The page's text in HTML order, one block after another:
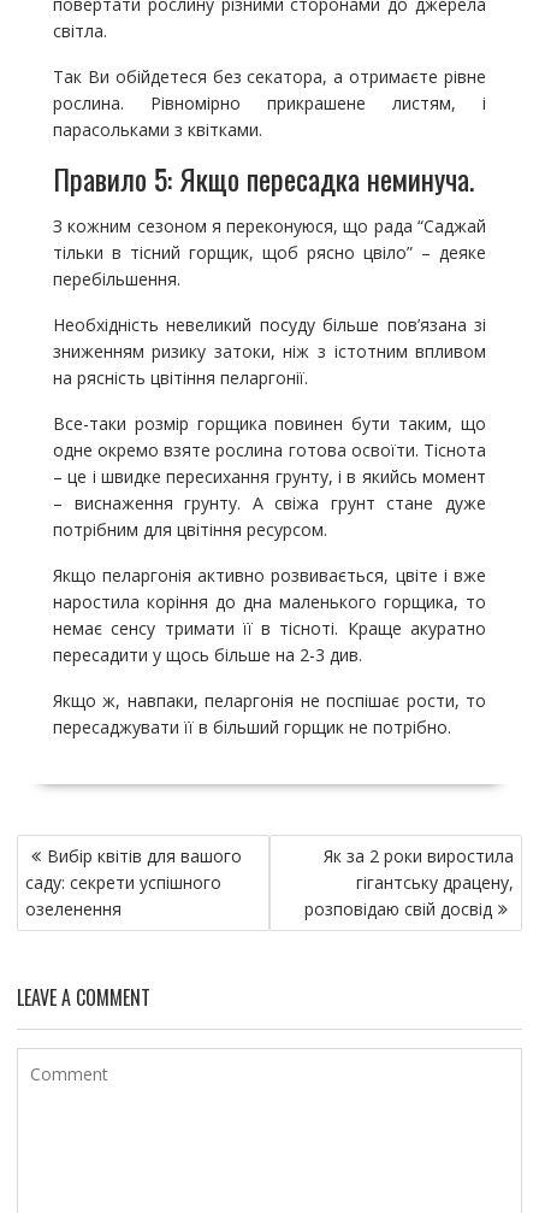
світла.
Так Ви обійдетеся без секатора, а отримаєте рівне
рослина. Рівномірно прикрашене листям, і
парасольками з квітками.
Правило 5: Якщо пересадка неминуча.
З кожним сезоном я переконуюся, що рада “Саджай
тільки в тісний горщик, щоб рясно цвіло” – деяке
перебільшення.
Необхідність невеликий посуду більше пов’язана зі
зниженням ризику затоки, ніж з істотним впливом
на рясність цвітіння пеларгонії.
Все-таки розмір горщика повинен бути таким, що
одне окремо взяте рослина готова освоїти. Тіснота
– це і швидке пересихання грунту, і в якийсь момент
– виснаження грунту. А свіжа грунт стане дуже
потрібним для цвітіння ресурсом.
Якщо пеларгонія активно розвивається, цвіте і вже
наростила коріння до дна маленького горщика, то
немає сенсу тримати її в тісноті. Краще акуратно
пересадити у щось більше на 2-3 див.
Якщо ж, навпаки, пеларгонія не поспішає рости, то
пересаджувати її в більший горщик не потрібно.
Н
а
в
и
а
ц
Вибір квітів для вашого
саду: секрети успішного
озеленення
Як за 2 роки виростила
гігантську драцену,
розповідаю свій досвід
LEAVE A COMMENT